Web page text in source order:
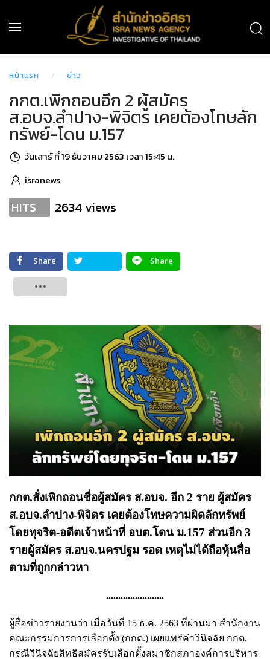
หน้าแรก ข่าว
กกต.เพิกถอนอีก 2 ผู้สมัคร
ส.อบจ.ลำปาง-พิจิตร เคยต้องโทษลัก
ทรัพย์-โดน ม.157
วันเสาร์ ที่ 19 ธันวาคม 2563 เวลา 15:45 น.
isranews
HITS 2634 views
Share
Share
กกต.สั่งเพิกถอนชื่อผู้สมัคร ส.อบจ. อีก 2 ราย ผู้สมัคร
ส.อบจ.ลำปาง-พิจิตร เคยต้องโทษความผิดลักทรัพย์
โดยทุจริต-อดีตเจ้าหน้าที่ อบต.โดน ม.157 ส่วนอีก 3
รายผู้สมัคร ส.อบจ.นครปฐม รอด เหตุไม่ได้ถือหุ้นสื่อ
ตามที่ถูกกล่าวหา
........................
ผู้สื่อข่าวรายงานว่า เมื่อวันที่ 15 ธ.ค. 2563 ที่ผ่านมา สำนักงาน
คณะกรรมการการเลือกตั้ง (กกต.) เผยแพร่คำวินิจฉัย กกต.
กรณีวินิจฉัยสิทธิสมัครรับเลือกตั้งสมาชิกสภาองค์การบริหาร